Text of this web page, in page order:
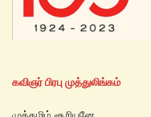
கவிஞர் பிரபு முத்துலிங்கம்